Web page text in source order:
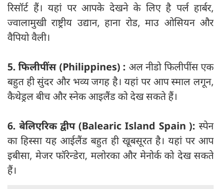
रिसॉर्ट हैं। यहां पर आपके देखने के लिए है पर्ल हार्बर,
ज्वालामुखी राष्ट्रीय उद्यान, हाना रोड, माउ ओसियन और
वैपियो वैली।
5. फिलीपींस (Philippines) : अल नीडो फिलीपींस एक
बहुत ही सुंदर और भव्य जगह है। यहां पर आप स्माल लगून,
कैथेड्रल बीच और स्नेक आइलैंड को देख सकते हैं।
6. बेलिएरिक द्वीप (Balearic Island Spain ): स्पेन
का हिस्सा यह आईलैंड बहुत ही खूबसूरत है। यहां पर आप
इबीसा, मेजर फॉरेन्डेरा, मलोरका और मेनोर्क को देख सकते
हैं।